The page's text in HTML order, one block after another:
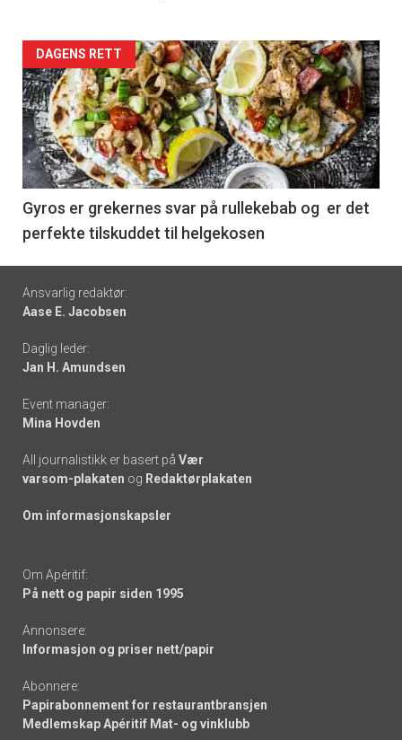
Forsiden
akkurat
nå
-
6
DAGENS RETT
Gyros er grekernes svar på rullekebab og er det
perfekte tilskuddet til helgekosen
Footer
-
links
Ansvarlig redaktør:
Aase E. Jacobsen
Daglig leder:
Jan H. Amundsen
Event manager:
Mina Hovden
All journalistikk er basert på Vær
varsom-plakaten og Redaktørplakaten
Om informasjonskapsler
Om Apéritif:
På nett og papir siden 1995
Annonsere:
Informasjon og priser nett/papir
Abonnere:
Papirabonnement for restaurantbransjen
Medlemskap Apéritif Mat- og vinklubb